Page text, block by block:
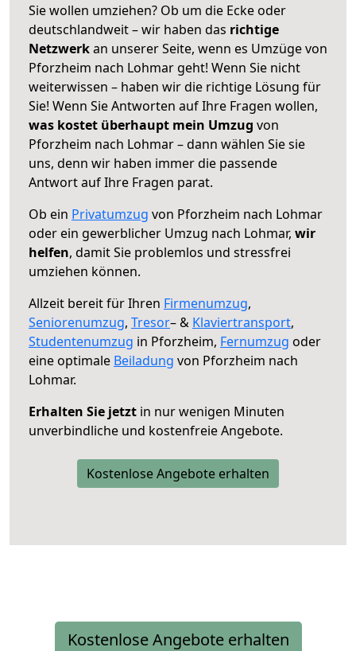
Sie wollen umziehen? Ob um die Ecke oder
deutschlandweit – wir haben das richtige
Netzwerkan unserer Seite, wenn es Umzüge von
Pforzheim nach Lohmar geht! Wenn Sie nicht
weiterwissen – haben wir die richtige Lösung für
Sie! Wenn Sie Antworten auf Ihre Fragen wollen,
was kostet überhaupt mein Umzug von
Pforzheim nach Lohmar – dann wählen Sie sie
uns, denn wir haben immer die passende
Antwort auf Ihre Fragen parat.
Ob ein Privatumzug von Pforzheim nach Lohmar
oder ein gewerblicher Umzug nach Lohmar, wir
helfen, damit Sie problemlos und stressfrei
umziehen können.
Allzeit bereit für Ihren Firmenumzug,
Seniorenumzug, Tresor– & Klaviertransport,
Studentenumzug in Pforzheim, Fernumzug oder
eine optimale Beiladung von Pforzheim nach
Lohmar.
Erhalten Sie jetzt in nur wenigen Minuten
unverbindliche und kostenfreie Angebote.
Kostenlose Angebote erhalten
Kostenlose Angebote erhalten